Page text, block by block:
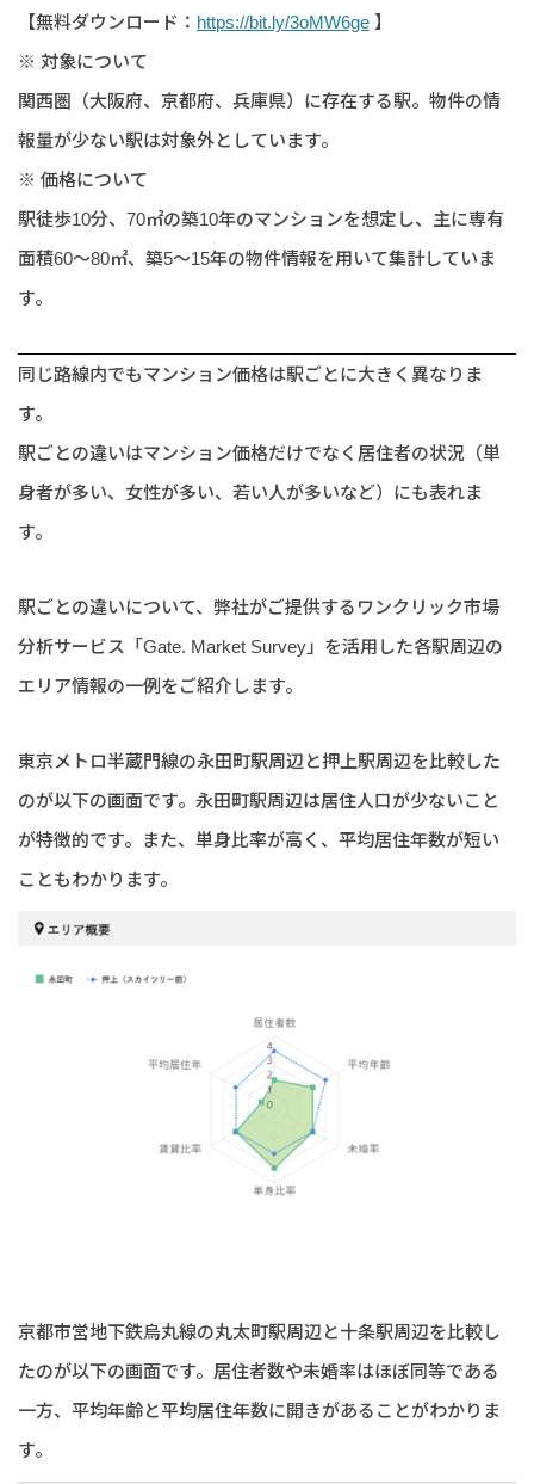
【無料ダウンロード： https://bit.ly/3oMW6ge 】
※ 対象について
関西圏（大阪府、京都府、兵庫県）に存在する駅。物件の情
報量が少ない駅は対象外としています。
※ 価格について
駅徒歩10分、70㎡の築10年のマンションを想定し、主に専有
面積60～80㎡、築5～15年の物件情報を用いて集計していま
す。
同じ路線内でもマンション価格は駅ごとに大きく異なりま
す。
駅ごとの違いはマンション価格だけでなく居住者の状況（単
身者が多い、女性が多い、若い人が多いなど）にも表れま
す。
駅ごとの違いについて、弊社がご提供するワンクリック市場
分析サービス「Gate. Market Survey」を活用した各駅周辺の
エリア情報の一例をご紹介します。
東京メトロ半蔵門線の永田町駅周辺と押上駅周辺を比較した
のが以下の画面です。永田町駅周辺は居住人口が少ないこと
が特徴的です。また、単身比率が高く、平均居住年数が短い
こともわかります。
京都市営地下鉄烏丸線の丸太町駅周辺と十条駅周辺を比較し
たのが以下の画面です。居住者数や未婚率はほぼ同等である
一方、平均年齢と平均居住年数に開きがあることがわかりま
す。